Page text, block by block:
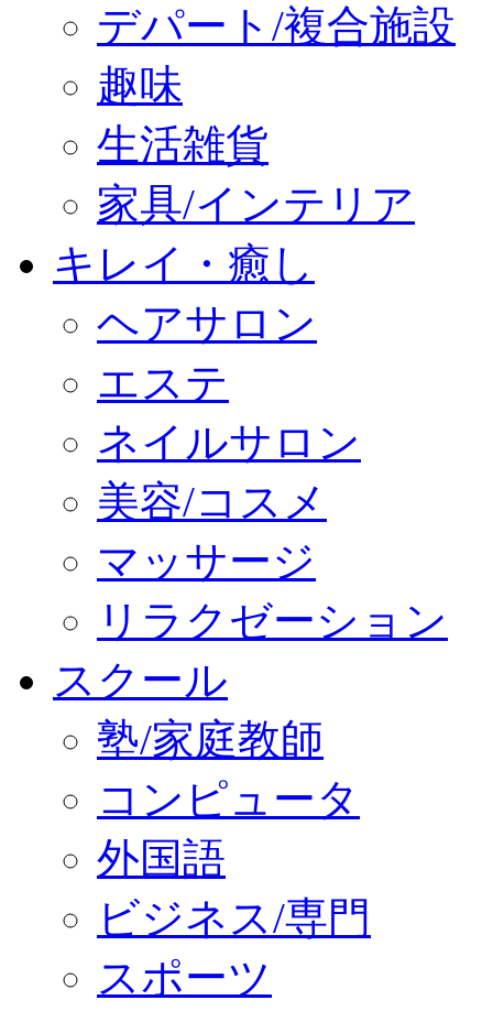
デパート/複合施設
趣味
生活雑貨
家具/インテリア
キレイ・癒し
ヘアサロン
エステ
ネイルサロン
美容/コスメ
マッサージ
リラクゼーション
スクール
塾/家庭教師
コンピュータ
外国語
ビジネス/専門
スポーツ